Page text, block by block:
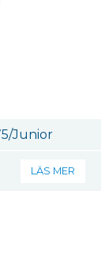
Junior
LÄS MER